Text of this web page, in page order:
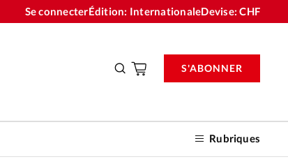
Se connecterÉdition: InternationaleDevise:CHF
Rubriques
S'ABONNER